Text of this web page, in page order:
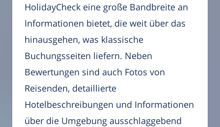
HolidayCheck eine große Bandbreite an
Informationen bietet, die weit über das
hinausgehen, was klassische
Buchungsseiten liefern. Neben
Bewertungen sind auch Fotos von
Reisenden, detaillierte
Hotelbeschreibungen und Informationen
über die Umgebung ausschlaggebend